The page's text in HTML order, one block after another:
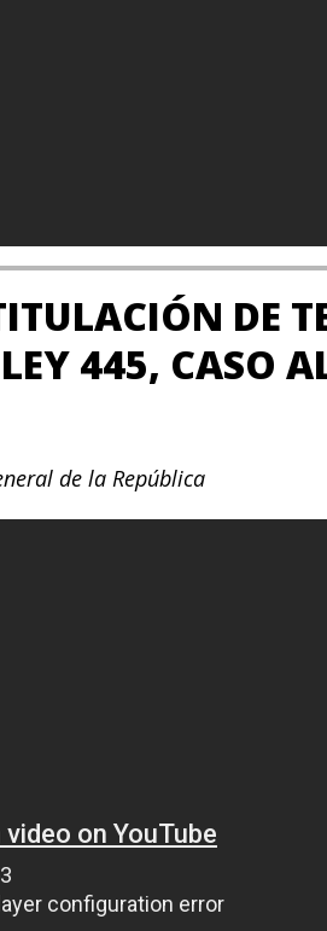
DE
445, CASO
de la República